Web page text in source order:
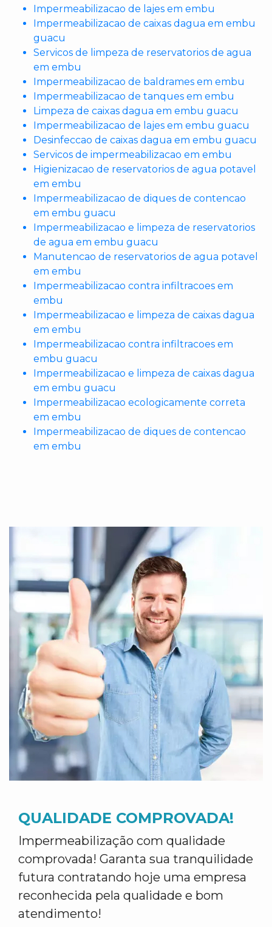
Impermeabilizacao de lajes em embu
Impermeabilizacao de caixas dagua em embu
guacu
Servicos de limpeza de reservatorios de agua
em embu
Impermeabilizacao de baldrames em embu
Impermeabilizacao de tanques em embu
Limpeza de caixas dagua em embu guacu
Impermeabilizacao de lajes em embu guacu
Desinfeccao de caixas dagua em embu guacu
Servicos de impermeabilizacao em embu
Higienizacao de reservatorios de agua potavel
em embu
Impermeabilizacao de diques de contencao
em embu guacu
Impermeabilizacao e limpeza de reservatorios
de agua em embu guacu
Manutencao de reservatorios de agua potavel
em embu
Impermeabilizacao contra infiltracoes em
embu
Impermeabilizacao e limpeza de caixas dagua
em embu
Impermeabilizacao contra infiltracoes em
embu guacu
Impermeabilizacao e limpeza de caixas dagua
em embu guacu
Impermeabilizacao ecologicamente correta
em embu
Impermeabilizacao de diques de contencao
em embu
QUALIDADE COMPROVADA!
Impermeabilização com qualidade
comprovada! Garanta sua tranquilidade
futura contratando hoje uma empresa
reconhecida pela qualidade e bom
atendimento!